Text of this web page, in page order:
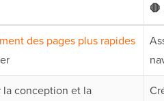
🛑
des pages plus rapides
conception et la